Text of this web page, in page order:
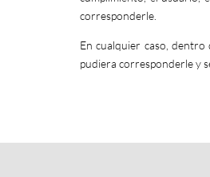
corresponderle.
En cualquier caso, dentro
pudiera corresponderle y